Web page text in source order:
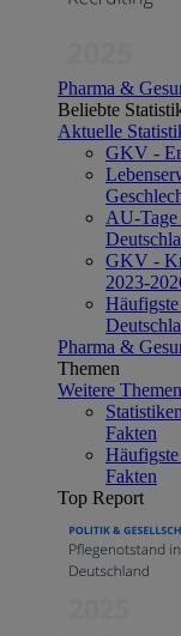
Pharma &
Beliebte
Aktuelle
GKV -
AU-Tage
GKV -
2023-
Pharma &
Themen
Weitere Themen
Fakten
Fakten
Top Report